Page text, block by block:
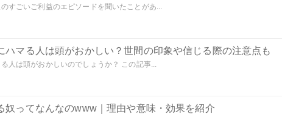
すごいご利益のエピソードを聞いたことがあ...
ハマる人は頭がおかしい？世間の印象や信じる際の注意点も
人は頭がおかしいのでしょうか？ この記事...
奴ってなんなのwww｜理由や意味・効果を紹介